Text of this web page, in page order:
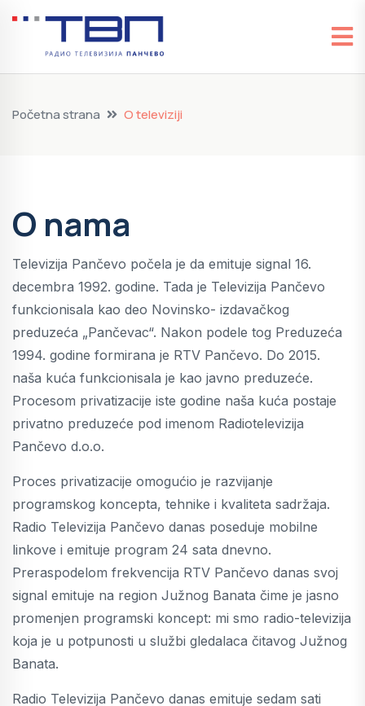
Početna strana O televiziji
O nama
Televizija Pančevo počela je da emituje signal 16.
decembra 1992. godine. Tada je Televizija Pančevo
funkcionisala kao deo Novinsko- izdavačkog
preduzeća „Pančevac“. Nakon podele tog Preduzeća
1994. godine formirana je RTV Pančevo. Do 2015.
naša kuća funkcionisala je kao javno preduzeće.
Procesom privatizacije iste godine naša kuća postaje
privatno preduzeće pod imenom Radiotelevizija
Pančevo d.o.o.
Proces privatizacije omogućio je razvijanje
programskog koncepta, tehnike i kvaliteta sadržaja.
Radio Televizija Pančevo danas poseduje mobilne
linkove i emituje program 24 sata dnevno.
Preraspodelom frekvencija RTV Pančevo danas svoj
signal emituje na region Južnog Banata čime je jasno
promenjen programski koncept: mi smo radio-televizija
koja je u potpunosti u službi gledalaca čitavog Južnog
Banata.
Radio Televizija Pančevo danas emituje sedam sati